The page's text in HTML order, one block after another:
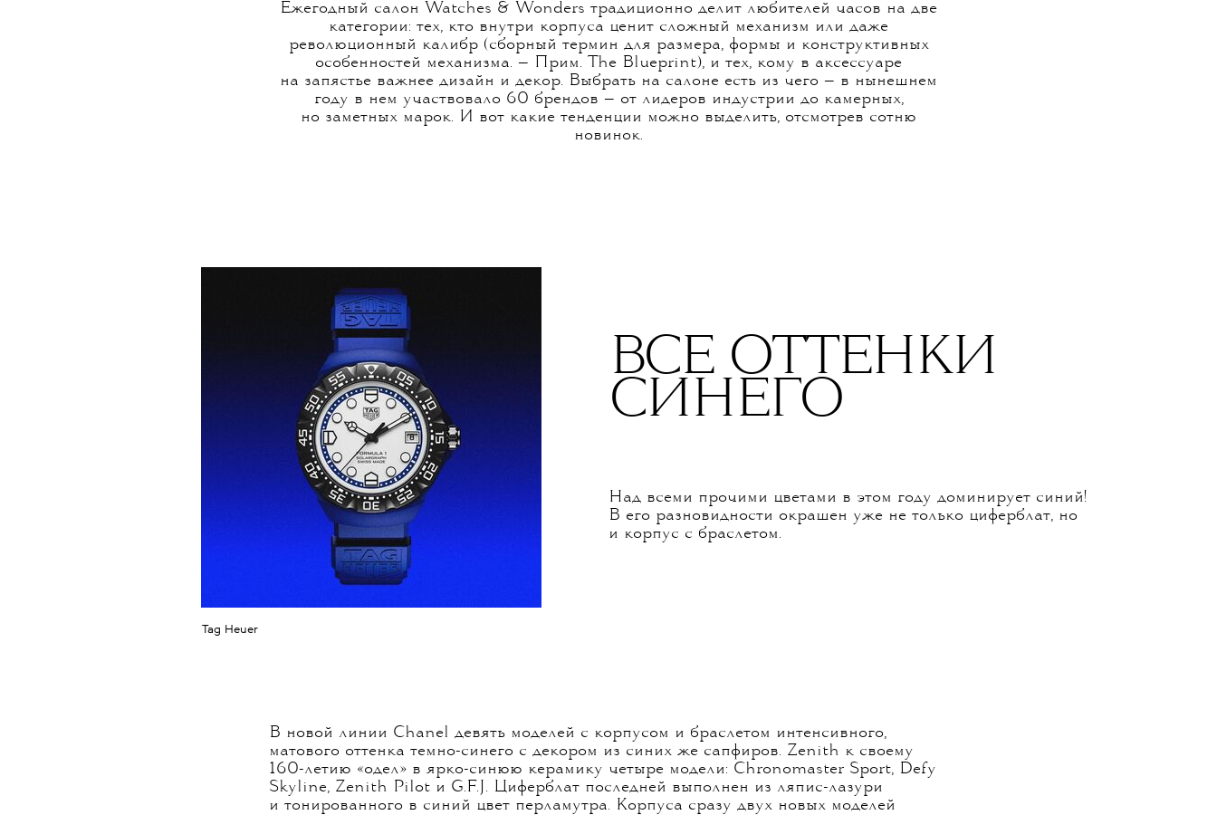
Ежегодный салон Watches & Wonders традиционно делит любителей часов на две
категории: тех, кто внутри корпуса ценит сложный механизм или даже
революционный калибр (сборный термин для размера, формы и конструктивных
особенностей механизма. — Прим. The Blueprint), и тех, кому в аксессуаре
на запястье важнее дизайн и декор. Выбрать на салоне есть из чего — в нынешнем
году в нем участвовало 60 брендов — от лидеров индустрии до камерных,
но заметных марок. И вот какие тенденции можно выделить, отсмотрев сотню
новинок.
ВСЕ ОТТЕНКИ
СИНЕГО
Над всеми прочими цветами в этом году доминирует синий!
В его разновидности окрашен уже не только циферблат, но
и корпус с браслетом.
Tag Heuer
В новой линии Chanel девять моделей с корпусом и браслетом интенсивного,
матового оттенка темно-синего с декором из синих же сапфиров. Zenith к своему
160-летию «одел» в ярко-синюю керамику четыре модели: Chronomaster Sport, Defy
Skyline, Zenith Pilot и G.F.J. Циферблат последней выполнен из ляпис-лазури
и тонированного в синий цвет перламутра. Корпуса сразу двух новых моделей